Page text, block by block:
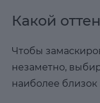
Какой
Чтобы
незаметно,
наиболее